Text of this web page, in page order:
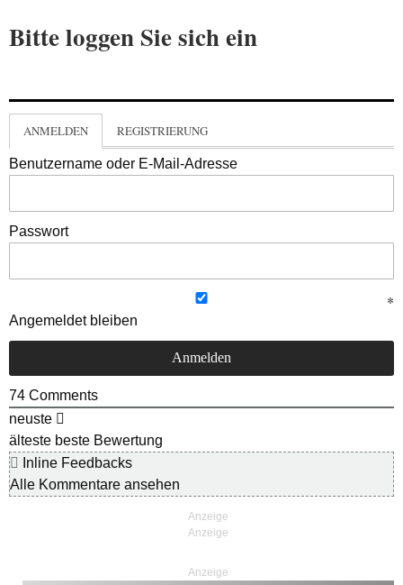
Bitte loggen Sie sich ein
ANMELDEN REGISTRIERUNG
Benutzername oder E-Mail-Adresse
Passwort
Angemeldet bleiben
74 Comments
neuste
älteste beste Bewertung
Inline Feedbacks
Alle Kommentare ansehen
Anzeige